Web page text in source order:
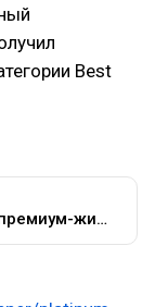
Best
Residential Complex Neoline — премиум-жильё | PrivateHousе